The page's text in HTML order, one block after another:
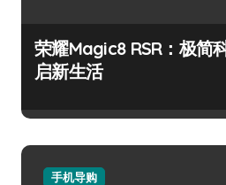
荣耀Magic8 RSR：极简
启新生活
手机导购